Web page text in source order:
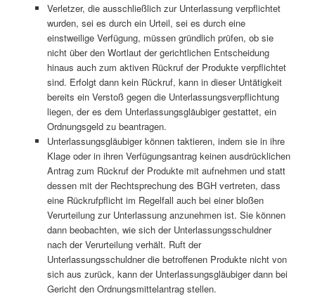
Verletzer, die ausschließlich zur Unterlassung verpflichtet
wurden, sei es durch ein Urteil, sei es durch eine
einstweilige Verfügung, müssen gründlich prüfen, ob sie
nicht über den Wortlaut der gerichtlichen Entscheidung
hinaus auch zum aktiven Rückruf der Produkte verpflichtet
sind. Erfolgt dann kein Rückruf, kann in dieser Untätigkeit
bereits ein Verstoß gegen die Unterlassungsverpflichtung
liegen, der es dem Unterlassungsgläubiger gestattet, ein
Ordnungsgeld zu beantragen.
Unterlassungsgläubiger können taktieren, indem sie in ihre
Klage oder in ihren Verfügungsantrag keinen ausdrücklichen
Antrag zum Rückruf der Produkte mit aufnehmen und statt
dessen mit der Rechtsprechung des BGH vertreten, dass
eine Rückrufpflicht im Regelfall auch bei einer bloßen
Verurteilung zur Unterlassung anzunehmen ist. Sie können
dann beobachten, wie sich der Unterlassungsschuldner
nach der Verurteilung verhält. Ruft der
Unterlassungsschuldner die betroffenen Produkte nicht von
sich aus zurück, kann der Unterlassungsgläubiger dann bei
Gericht den Ordnungsmittelantrag stellen.